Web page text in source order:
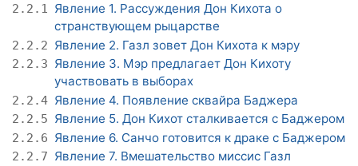
2.2.1 Явление 1. Рассуждения Дон Кихота о
странствующем рыцарстве
2.2.2 Явление 2. Газл зовет Дон Кихота к мэру
2.2.3 Явление 3. Мэр предлагает Дон Кихоту
участвовать в выборах
2.2.4 Явление 4. Появление сквайра Баджера
2.2.5 Явление 5. Дон Кихот сталкивается с Баджером
2.2.6 Явление 6. Санчо готовится к драке с Баджером
2.2.7 Явление 7. Вмешательство миссис Газл